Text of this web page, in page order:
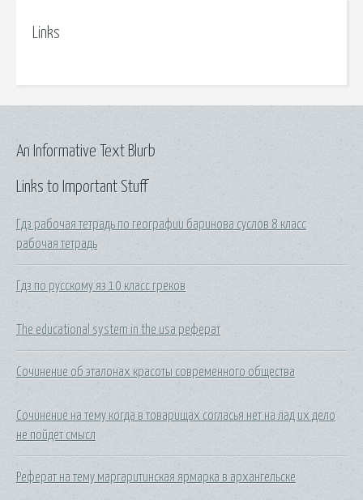
Links
Links to Important Stuff
Гдз рабочая тетрадь по географии баринова суслов 8 класс
рабочая тетрадь
Гдз по русскому яз 10 класс греков
The educational system in the usa реферат
Сочинение об эталонах красоты современного общества
Сочинение на тему когда в товарищах согласья нет на лад их дело
не пойдет смысл
Реферат на тему маргаритинская ярмарка в архангельске
An Informative Text Blurb